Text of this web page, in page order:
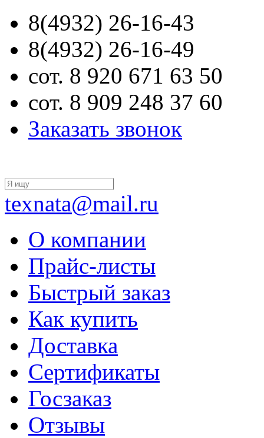
8(4932) 26-16-43
8(4932) 26-16-49
сот. 8 920 671 63 50
сот. 8 909 248 37 60
Заказать звонок
texnata@mail.ru
О компании
Прайс-листы
Быстрый заказ
Как купить
Доставка
Сертификаты
Госзаказ
Отзывы